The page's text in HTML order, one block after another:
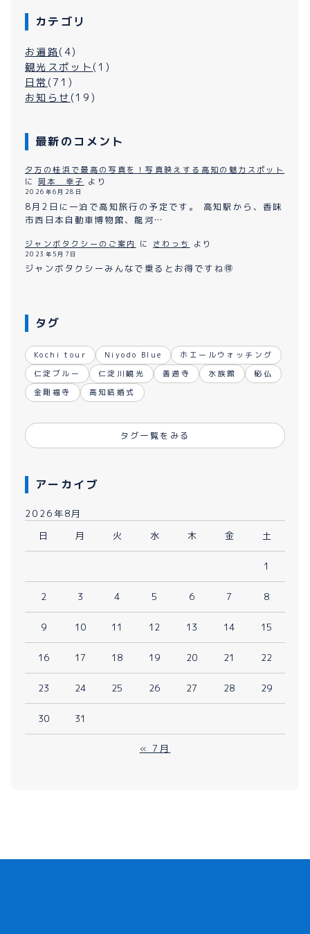
カテゴリ
お遍路(4)
観光スポット (1)
日常 (71)
お知らせ (19)
最新のコメント
夕方の桂浜で最高の写真を！写真映えする高知の魅力スポット
に 岡本 幸子 より
2026年6月28日
8月2日に一泊で高知旅行の予定です。 高知駅から、香味
市西日本自動車博物館、龍河…
ジャンボタクシーのご案内 に さわっち より
2023年5月7日
ジャンボタクシーみんなで乗るとお得ですね🉐
タグ
Kochi tour Niyodo Blue
ホエールウォッチング
仁淀ブルー
仁淀川観光 善通寺 水族館
秘仏
金剛福寺
高知結婚式
タグ一覧をみる
アーカイブ
2026年8月
日
月 火 水 木 金 土
1
2 3 4 5 6 7 8
9 10 11 12 13 14 15
16 17 18 19 20 21 22
23 24 25 26 27 28 29
30 31
« 7月